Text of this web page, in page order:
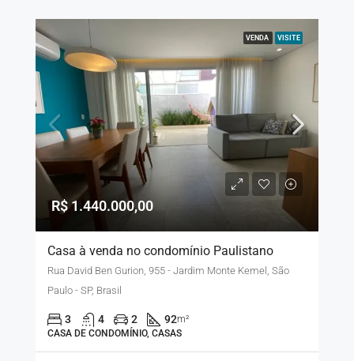
VENDA VISITE
R$ 1.440.000,00
Casa à venda no condomínio Paulistano
Rua David Ben Gurion, 955 - Jardim Monte Kemel, São
Paulo - SP, Brasil
3 4 2 92m²
CASA DE CONDOMÍNIO, CASAS